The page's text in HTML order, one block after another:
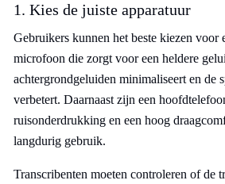
1. Kies de juiste apparatuur
Gebruikers kunnen het beste kiezen voor
microfoon die zorgt voor een heldere
achtergrondgeluiden minimaliseert en de
verbetert. Daarnaast zijn een
ruisonderdrukking en een hoog
langdurig gebruik.
Transcribenten moeten controleren of de